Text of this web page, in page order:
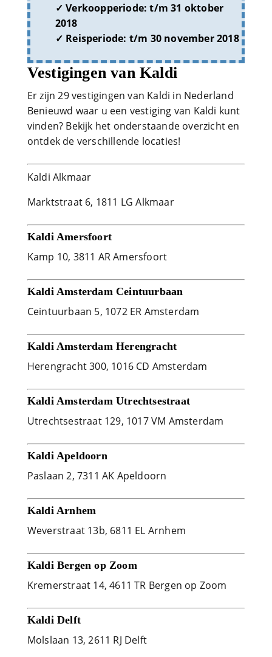
Verkoopperiode: t/m 31 oktober
2018
Reisperiode: t/m 30 november 2018
Vestigingen van Kaldi
Er zijn 29 vestigingen van Kaldi in Nederland
Benieuwd waar u een vestiging van Kaldi kunt
vinden? Bekijk het onderstaande overzicht en
ontdek de verschillende locaties!
Kaldi Alkmaar
Marktstraat 6, 1811 LG Alkmaar
Kaldi Amersfoort
Kamp 10, 3811 AR Amersfoort
Kaldi Amsterdam Ceintuurbaan
Ceintuurbaan 5, 1072 ER Amsterdam
Kaldi Amsterdam Herengracht
Herengracht 300, 1016 CD Amsterdam
Kaldi Amsterdam Utrechtsestraat
Utrechtsestraat 129, 1017 VM Amsterdam
Kaldi Apeldoorn
Paslaan 2, 7311 AK Apeldoorn
Kaldi Arnhem
Weverstraat 13b, 6811 EL Arnhem
Kaldi Bergen op Zoom
Kremerstraat 14, 4611 TR Bergen op Zoom
Kaldi Delft
Molslaan 13, 2611 RJ Delft